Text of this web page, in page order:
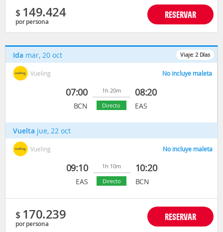
$ 149.424
por persona
RESERVAR
Viaje: 2 Días
Ida mar, 20 oct
Vueling No incluye maleta
07:00
BCN
1h 20m
Directo
08:20
EAS
Vuelta jue, 22 oct
Vueling No incluye maleta
09:10
EAS
1h 10m
Directo
10:20
BCN
$ 170.239
por persona
RESERVAR